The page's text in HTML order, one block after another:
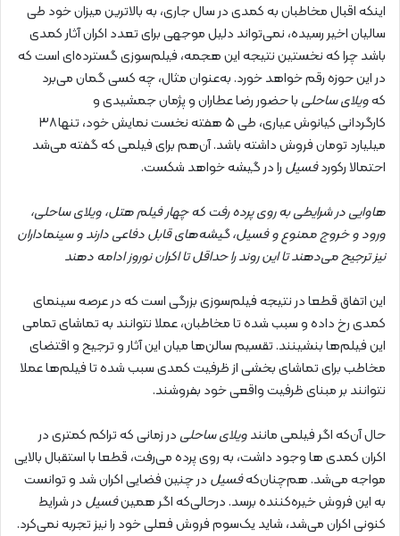
اینکه اقبال مخاطبان به کمدی در سال جاری، به بالاترین میزان خود طی
سالیان اخیر رسیده، نمی‌تواند دلیل موجهی برای تعدد اکران آثار کمدی
باشد چرا که نخستین نتیجه این هجمه، فیلم‌سوزی گسترده‌ای است که
در این حوزه رقم خواهد خورد. به‌عنوان مثال، چه کسی گمان می‌برد
کهویلای ساحلیبا حضور رضا عطاران و پژمان جمشیدی و
کارگردانی کیانوش عیاری، طی ۵ هفته نخست نمایش خود، تنها ۳۸
میلیارد تومان فروش داشته باشد. آن‌هم برای فیلمی که گفته می‌شد
احتمالا رکوردفسیل را در گیشه خواهد شکست.
هاوایی در شرایطی به روی پرده رفت که چهار فیلم هتل، ویلای ساحلی،
ورود و خروج ممنوع و فسیل، گیشه‌های قابل دفاعی دارند و سینماداران
نیز ترجیح می‌دهند تا این روند را حداقل تا اکران نوروز ادامه دهند
این اتفاق قطعا در نتیجه فیلم‌سوزی بزرگی است که در عرصه سینمای
کمدی‌ رخ داده و سبب شده تا مخاطبان، عملا نتوانند به تماشای تمامی
این فیلم‌ها بنشینند. تقسیم سالن‌ها میان این آثار و ترجیح و اقتضای
مخاطب برای تماشای بخشی از ظرفیت کمدی سبب شده تا فیلم‌ها عملا
نتوانند بر مبنای ظرفیت واقعی خود بفروشند.
حال آن‌که اگر فیلمی مانندویلای ساحلیدر زمانی که تراکم کمتری در
اکران کمدی‌ ها وجود داشت، به روی پرده می‌رفت، قطعا با استقبال بالایی
مواجه می‌شد. هم‌چنان‌کهفسیل در چنین فضایی اکران شد و توانست
به این فروش خیره‌کننده برسد. درحالی‌که اگر همینفسیل در شرایط
کنونی اکران می‌شد، شاید یک‌سوم فروش فعلی خود را نیز تجربه نمی‌کرد.